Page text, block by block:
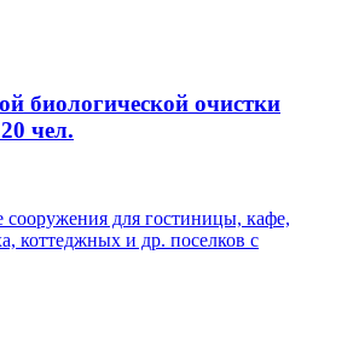
биологической очистки
чел.
для гостиницы, кафе,
коттеджных и др. поселков с